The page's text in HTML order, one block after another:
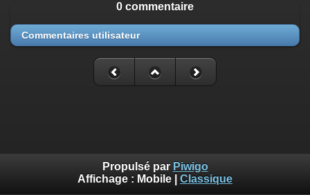
0 commentaire
Commentaires utilisateur
Propulsé par Piwigo
Affichage : Mobile Classique